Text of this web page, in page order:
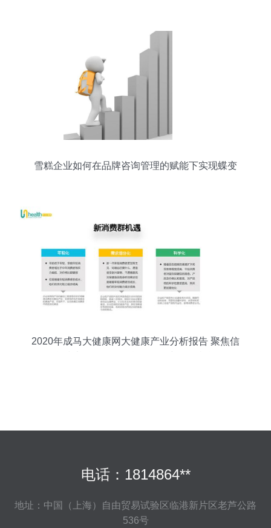
雪糕企业如何在品牌咨询管理的赋能下实现蝶变
2020年成马大健康网大健康产业分析报告 聚焦信
电话：1814864**
地址：中国（上海）自由贸易试验区临港新片区老芦公路
536号